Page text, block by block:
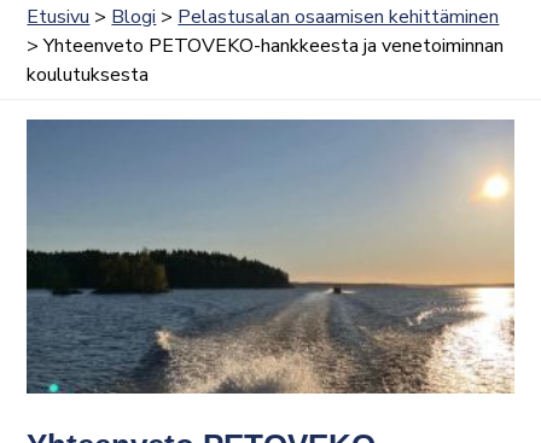
Etusivu > Blogi > Pelastusalan osaamisen kehittäminen
> Yhteenveto PETOVEKO-hankkeesta ja venetoiminnan
koulutuksesta